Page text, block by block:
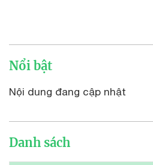
Nổi bật
Nội dung đang cập nhật
Danh sách